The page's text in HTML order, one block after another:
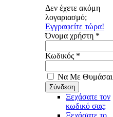
Δεν έχετε ακόμη
λογαριασμό;
Εγγραφείτε τώρα!
Όνομα χρήστη *
Κωδικός *
Να Με Θυμάσαι
Ξεχάσατε τον
κωδικό σας;